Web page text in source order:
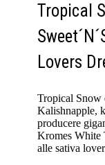
Tropical
Lovers
Tropical Snow
Kalishnapple,
producere
Kromes White
alle sativa